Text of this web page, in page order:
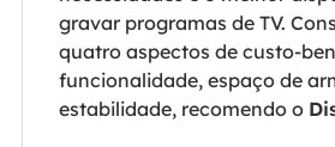
gravar programas de TV.
quatro aspectos de custo-
funcionalidade, espaço de
estabilidade, recomendo o